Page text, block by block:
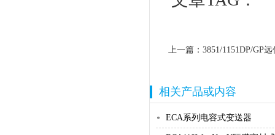
上一篇： 3851/1151DP/GP
相关产品或内容
ECA系列电容式变送器